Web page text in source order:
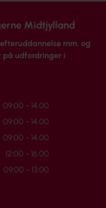
Midtjylland
mm. og
på udfordringer i
09:00 - 14:00
09:00 - 14:00
09:00 - 14:00
12:00 - 16:00
09:00 - 13:00